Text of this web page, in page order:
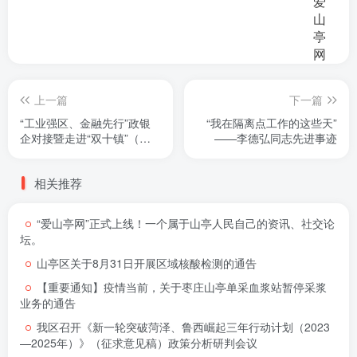
上一篇
“工业强区、金融先行”政银
企对接暨走进“双十镇”（桑
下一篇
“我在隔离点工作的这些天”
——李德弘同志先进事迹
相关推荐
“爱山亭网”正式上线！一个属于山亭人民自己的资讯、社交论
坛。
山亭区关于8月31日开展区域核酸检测的通告
【重要通知】疫情当前，关于枣庄山亭单采血浆站暂停采浆
业务的通告
我区召开《新一轮突破菏泽、鲁西崛起三年行动计划（2023
—2025年）》（征求意见稿）政策分析研判会议